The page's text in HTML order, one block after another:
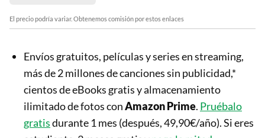
El precio podría variar. Obtenemos comisión por estos enlaces
Envíos gratuitos, películas y series en streaming,
más de 2 millones de canciones sin publicidad,*
cientos de eBooks gratis y almacenamiento
ilimitado de fotos conAmazon Prime. Pruébalo
gratisdurante 1 mes (después, 49,90€/año). Si eres